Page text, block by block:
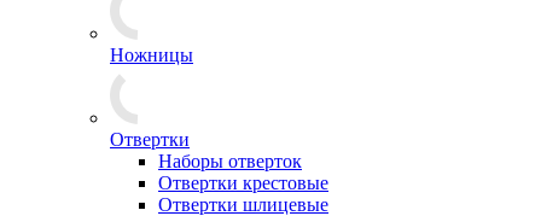
Ножницы
Отвертки
Наборы отверток
Отвертки крестовые
Отвертки шлицевые